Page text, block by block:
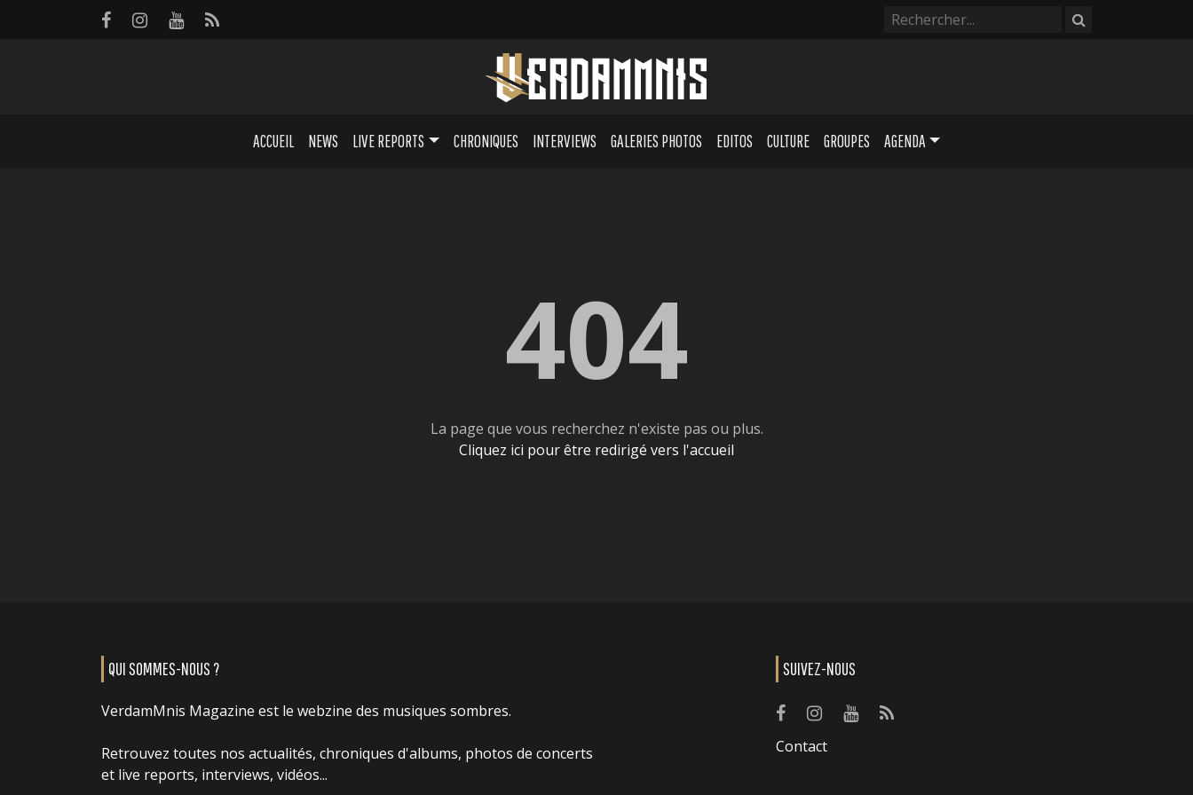
ACCUEIL NEWS LIVE REPORTS CHRONIQUES INTERVIEWS GALERIES PHOTOS EDITOS CULTURE GROUPES AGENDA
404
La page que vous recherchez n'existe pas ou plus.
Cliquez ici pour être redirigé vers l'accueil
QUI SOMMES-NOUS ?
VerdamMnis Magazine est le webzine des musiques sombres.
Retrouvez toutes nos actualités, chroniques d'albums, photos de concerts
et live reports, interviews, vidéos...
SUIVEZ-NOUS
Contact
Panneau de gestion des cookies